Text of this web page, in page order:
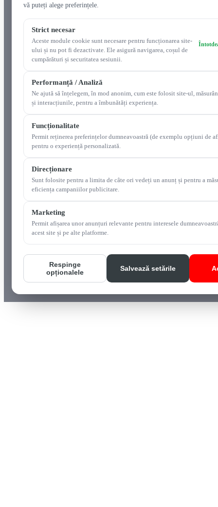
vă puteți alege preferințele.
Strict necesar
Aceste module cookie sunt necesare pentru funcționarea site-
ului și nu pot fi dezactivate. Ele asigură navigarea, coșul de
cumpărături și securitatea sesiunii.
Performanță / Analiză
Ne ajută să înțelegem, în mod anonim, cum este folosit site-ul,
și interacțiunile, pentru a îmbunătăți experiența.
Funcționalitate
Permit reținerea preferințelor dumneavoastră (de exemplu opțiuni de
pentru o experiență personalizată.
Direcționare
Sunt folosite pentru a limita de câte ori vedeți un anunț și pentru a
eficiența campaniilor publicitare.
Marketing
Permit afișarea unor anunțuri relevante pentru interesele
acest site și pe alte platforme.
Respinge
opționalele
Salvează setările